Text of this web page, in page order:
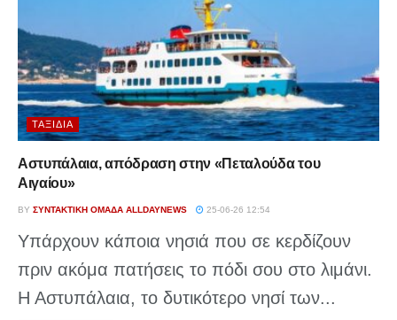
ΤΑΞΊΔΙΑ
Αστυπάλαια, απόδραση στην «Πεταλούδα του
Αιγαίου»
BY ΣΥΝΤΑΚΤΙΚΉ ΟΜΆΔΑ ALLDAYNEWS 25-06-26 12:54
Υπάρχουν κάποια νησιά που σε κερδίζουν
πριν ακόμα πατήσεις το πόδι σου στο λιμάνι.
Η Αστυπάλαια, το δυτικότερο νησί των...